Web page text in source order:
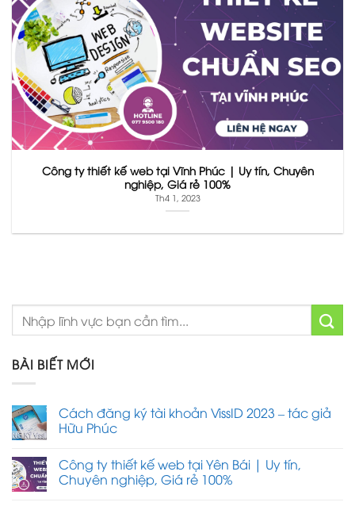
Công ty thiết kế web tại Vĩnh Phúc | Uy tín, Chuyên
nghiệp, Giá rẻ 100%
Th4 1, 2023
BÀI BIẾT MỚI
Cách đăng ký tài khoản VissID 2023 – tác giả
Hữu Phúc
Công ty thiết kế web tại Yên Bái | Uy tín,
Chuyên nghiệp, Giá rẻ 100%